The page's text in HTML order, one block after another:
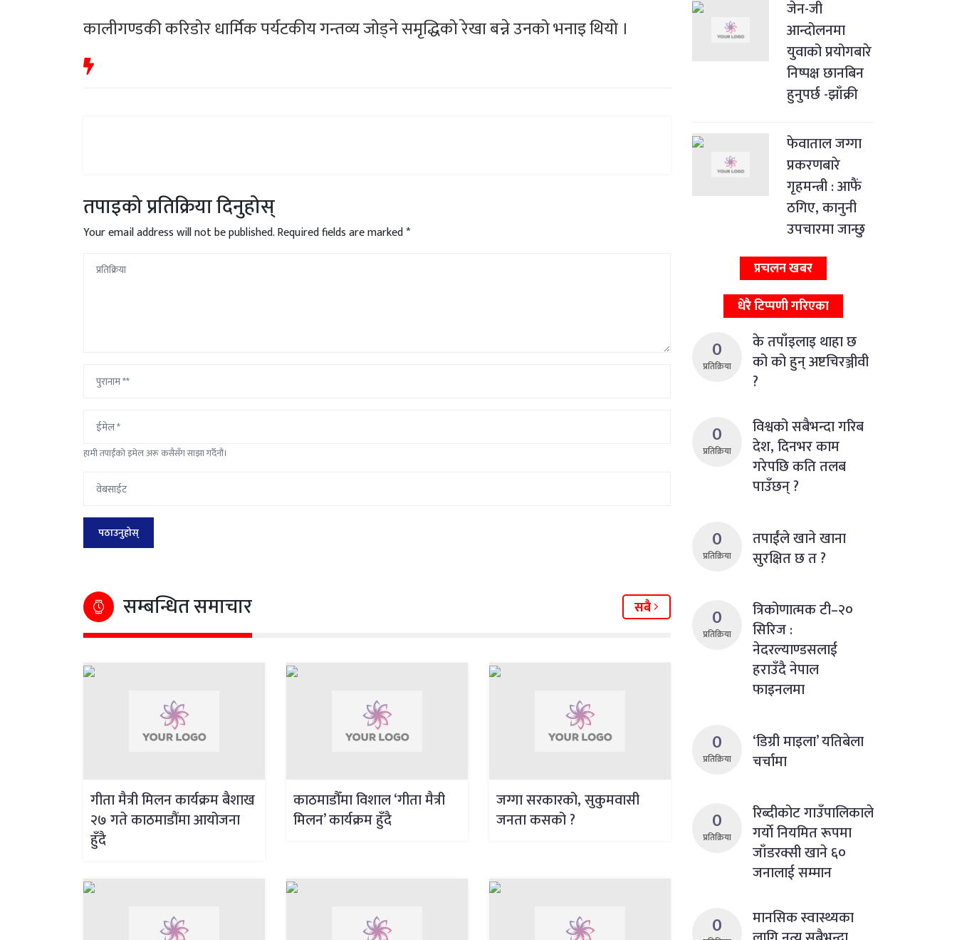
कालीगण्डकी करिडोर धार्मिक पर्यटकीय गन्तव्य जोड्ने समृद्धिको रेखा बन्ने उनको भनाइ थियो ।
तपाइको प्रतिक्रिया दिनुहोस्
Your email address will not be published.Required fields are marked*
हामी तपाईंको इमेल अरू कसैसँग साझा गर्दैनौं।
सम्बन्धित समाचार सबै
गीता मैत्री मिलन कार्यक्रम बैशाख
२७ गते काठमाडौंमा आयोजना
हुँदै
काठमाडौँमा विशाल ‘गीता मैत्री
मिलन’ कार्यक्रम हुँदै
जग्गा सरकारको, सुकुमवासी
जनता कसको ?
जेन-जी
आन्दोलनमा
युवाको प्रयोगबारे
निष्पक्ष छानबिन
हुनुपर्छ -झाँक्री
फेवाताल जग्गा
प्रकरणबारे
गृहमन्त्री : आफैं
ठगिए, कानुनी
उपचारमा जान्छु
प्रचलन खबर
धेरै टिप्पणी गरिएका
0
प्रतिक्रिया
के तपाँइलाइ थाहा छ
को को हुन् अष्टचिरञ्जीवी
?
0
प्रतिक्रिया
विश्वको सबैभन्दा गरिब
देश, दिनभर काम
गरेपछि कति तलब
पाउँछन् ?
0
प्रतिक्रिया
तपाईंले खाने खाना
सुरक्षित छ त ?
0
प्रतिक्रिया
त्रिकोणात्मक टी–२०
सिरिज :
नेदरल्याण्डसलाई
हराउँदै नेपाल
फाइनलमा
0
प्रतिक्रिया
‘डिग्री माइला’ यतिबेला
चर्चामा
0
प्रतिक्रिया
रिब्दीकोट गाउँपालिकाले
गर्याे नियमित रूपमा
जाँडरक्सी खाने ६०
जनालाई सम्मान
0
मानसिक स्वास्थ्यका